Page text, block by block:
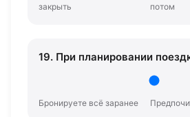
закрыть потом
19. При планировании
Бронируете всё заранее